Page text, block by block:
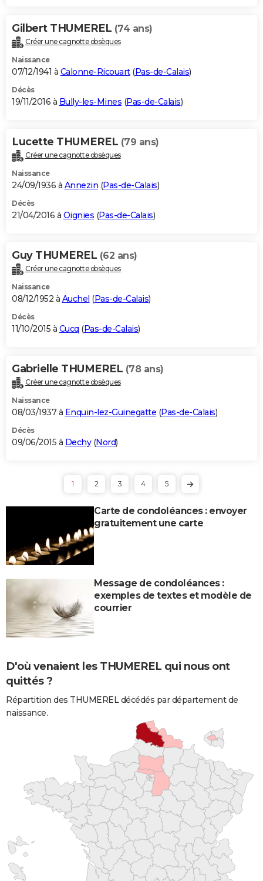
Gilbert THUMEREL (74 ans)
Créer une cagnotte obsèques
Naissance
07/12/1941 à Calonne-Ricouart(Pas-de-Calais)
Décès
19/11/2016 à Bully-les-Mines (Pas-de-Calais)
Lucette THUMEREL (79 ans)
Créer une cagnotte obsèques
Naissance
24/09/1936 à Annezin (Pas-de-Calais)
Décès
21/04/2016 à Oignies (Pas-de-Calais)
Guy THUMEREL (62 ans)
Créer une cagnotte obsèques
Naissance
08/12/1952 à Auchel (Pas-de-Calais)
Décès
11/10/2015 à Cucq (Pas-de-Calais)
Gabrielle THUMEREL (78 ans)
Créer une cagnotte obsèques
Naissance
08/03/1937 à Enquin-lez-Guinegatte (Pas-de-Calais)
Décès
09/06/2015 à Dechy(Nord)
1 2 3 4 5
Carte de condoléances : envoyer
gratuitement une carte
Message de condoléances :
exemples de textes et modèle de
courrier
D'où venaient les THUMEREL qui nous ont
quittés ?
Répartition des THUMEREL décédés par département de
naissance.